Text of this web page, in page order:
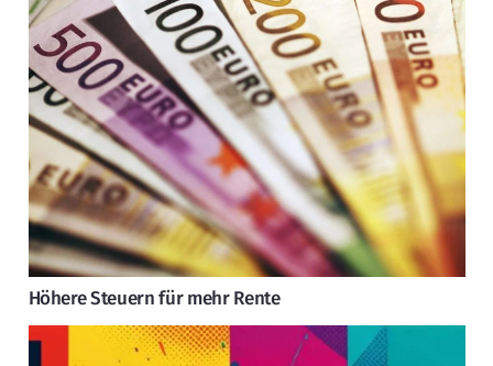
Höhere Steuern für mehr Rente